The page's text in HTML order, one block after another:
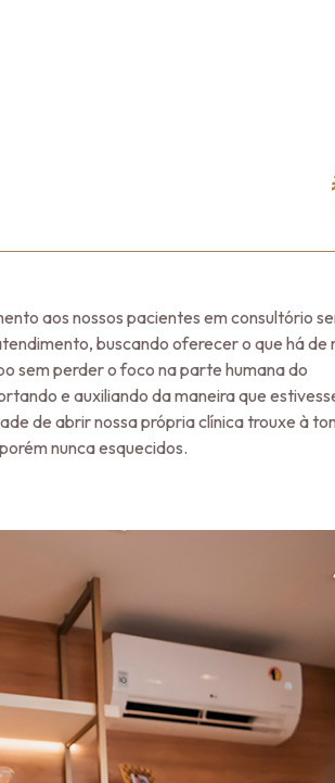
aos nossos pacientes em consultório
buscando oferecer o que há de
sem perder o foco na parte humana do
e auxiliando da maneira que
de abrir nossa própria clínica trouxe à
nunca esquecidos.